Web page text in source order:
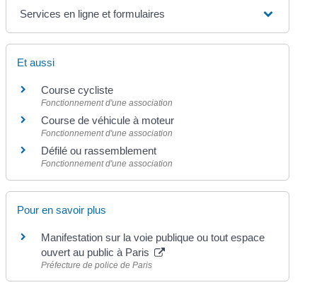
Services en ligne et formulaires
Et aussi
Course cycliste
Fonctionnement d'une association
Course de véhicule à moteur
Fonctionnement d'une association
Défilé ou rassemblement
Fonctionnement d'une association
Pour en savoir plus
Manifestation sur la voie publique ou tout espace
ouvert au public à Paris
Préfecture de police de Paris